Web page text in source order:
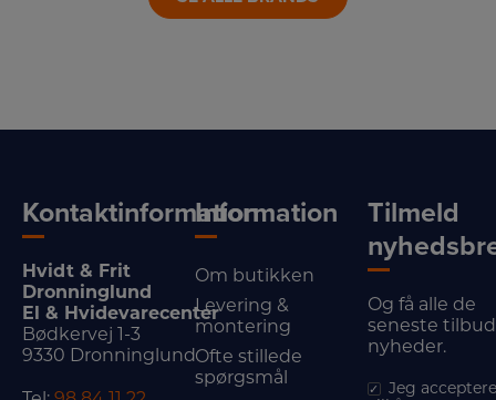
Kontaktinformation
Hvidt & Frit
Dronninglund
El & Hvidevarecenter
Bødkervej 1-3
9330 Dronninglund
Information
Om butikken
Levering &
montering
Ofte stillede
spørgsmål
Tilmeld
Og få alle de
seneste
nyheder.
Jeg